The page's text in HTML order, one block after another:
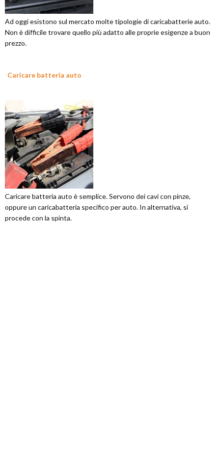
Ad oggi esistono sul mercato molte tipologie di caricabatterie auto.
Non è difficile trovare quello più adatto alle proprie esigenze a buon
prezzo.
Caricare batteria auto
Caricare batteria auto è semplice. Servono dei cavi con pinze,
oppure un caricabatteria specifico per auto. In alternativa, si
procede con la spinta.